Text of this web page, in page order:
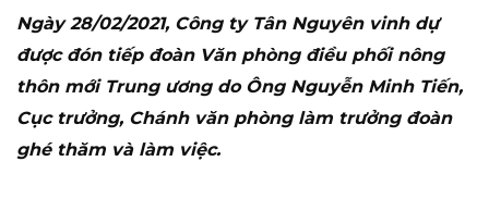
Ngày 28/02/2021, Công ty Tân Nguyên vinh dự
được đón tiếp đoàn Văn phòng điều phối nông
thôn mới Trung ương do Ông Nguyễn Minh Tiến,
Cục trưởng, Chánh văn phòng làm trưởng đoàn
ghé thăm và làm việc.